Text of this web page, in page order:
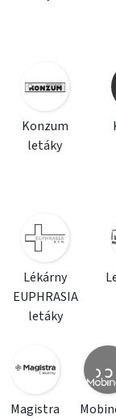
Konzum
letáky
Lékárny
EUPHRASIA
letáky
Magistra